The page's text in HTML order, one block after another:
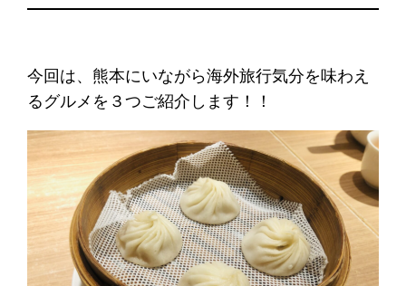
今回は、熊本にいながら海外旅行気分を味わえ
るグルメを３つご紹介します！！